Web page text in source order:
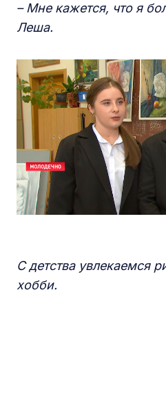
– Мне кажется, что я
Леша.
С детства увлекаемся
хобби.